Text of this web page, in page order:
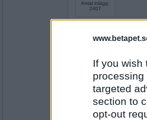
If you wish
targeted
section to
opt-out
Antal inlägg:
2407
Antal inlägg: 412
Bild
- Ej medlem längre
Tavla